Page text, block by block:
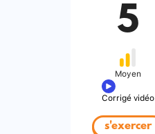
5
Moyen
Corrigé vidéo
s'exercer